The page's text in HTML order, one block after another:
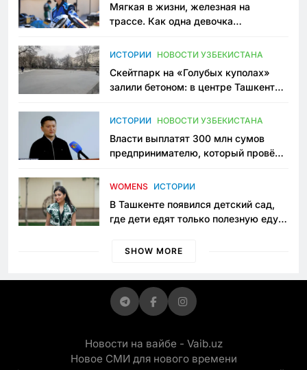
Мягкая в жизни, железная на
трассе. Как одна девочка
Узбекистане
ИСТОРИИ НОВОСТИ УЗБЕКИСТАНА
Скейтпарк на «Голубых куполах»
залили бетоном: в центре Ташкента
пространство
ИСТОРИИ НОВОСТИ УЗБЕКИСТАНА
Власти выплатят 300 млн сумов
предпринимателю, который провёл
приговору
WOMENS ИСТОРИИ
В Ташкенте появился детский сад,
где дети едят только полезную еду.
просить «кашу без сахара»
SHOW MORE
Новости на вайбе - Vaib.uz
Новое СМИ для нового времени